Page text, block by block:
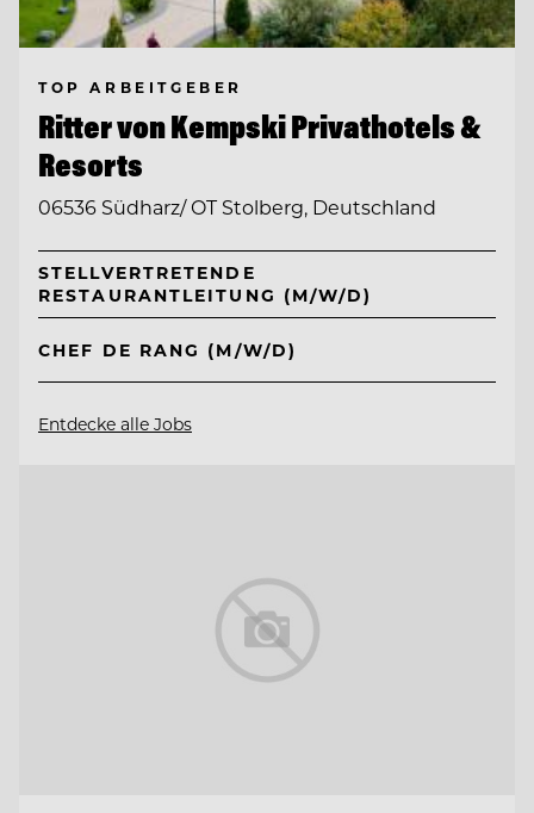
TOP ARBEITGEBER
Ritter von Kempski Privathotels &
Resorts
06536 Südharz/ OT Stolberg, Deutschland
STELLVERTRETENDE
RESTAURANTLEITUNG (M/W/D)
CHEF DE RANG (M/W/D)
Entdecke alle Jobs